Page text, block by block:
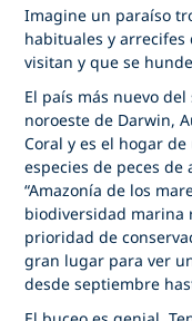
Imagine un paraíso
habituales y
visitan y que se
El país más nuevo
noroeste de Darwin,
Coral y es el hogar
especies de peces de
“Amazonía de los
biodiversidad marina
prioridad de
gran lugar para ver
desde septiembre